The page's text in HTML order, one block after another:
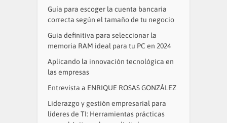
Guía para escoger la cuenta bancaria
correcta según el tamaño de tu negocio
Guía definitiva para seleccionar la
memoria RAM ideal para tu PC en 2024
Aplicando la innovación tecnológica en
las empresas
Entrevista a ENRIQUE ROSAS GONZÁLEZ
Liderazgo y gestión empresarial para
líderes de TI: Herramientas prácticas